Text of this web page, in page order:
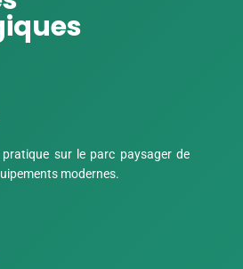
sur le parc paysager de
modernes.